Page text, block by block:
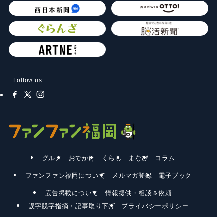
Follow us
グルメ おでかけ くらし まなび コラム
ファンファン福岡について メルマガ登録 電子ブック
広告掲載について
情報提供・相談＆依頼
誤字脱字指摘・記事取り下げ
プライバシーポリシー